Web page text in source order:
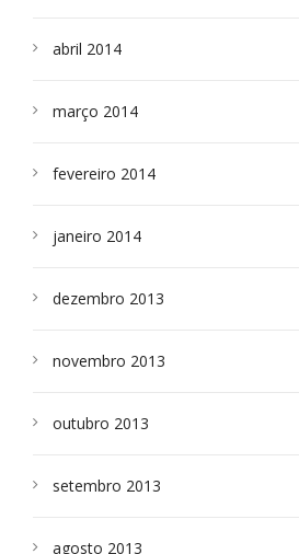
abril 2014
março 2014
fevereiro 2014
janeiro 2014
dezembro 2013
novembro 2013
outubro 2013
setembro 2013
agosto 2013